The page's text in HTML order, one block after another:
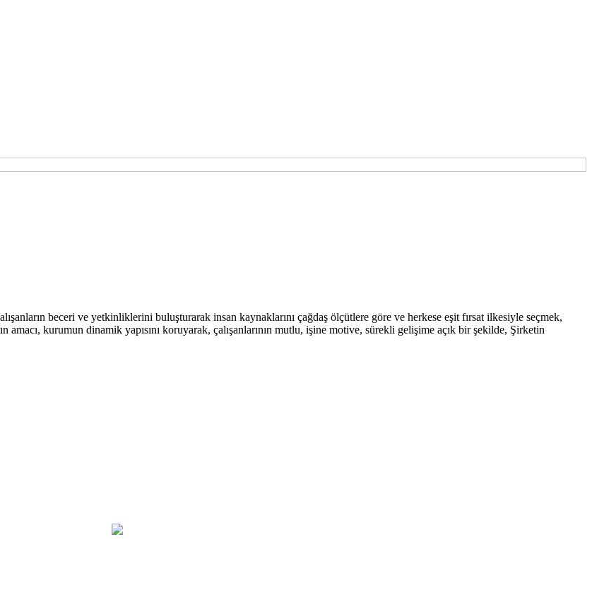
beceri ve yetkinliklerini buluşturarak insan kaynaklarını çağdaş ölçütlere göre ve herkese eşit fırsat ilkesiyle seçmek,
kurumun dinamik yapısını koruyarak, çalışanlarının mutlu, işine motive, sürekli gelişime açık bir şekilde, Şirketin